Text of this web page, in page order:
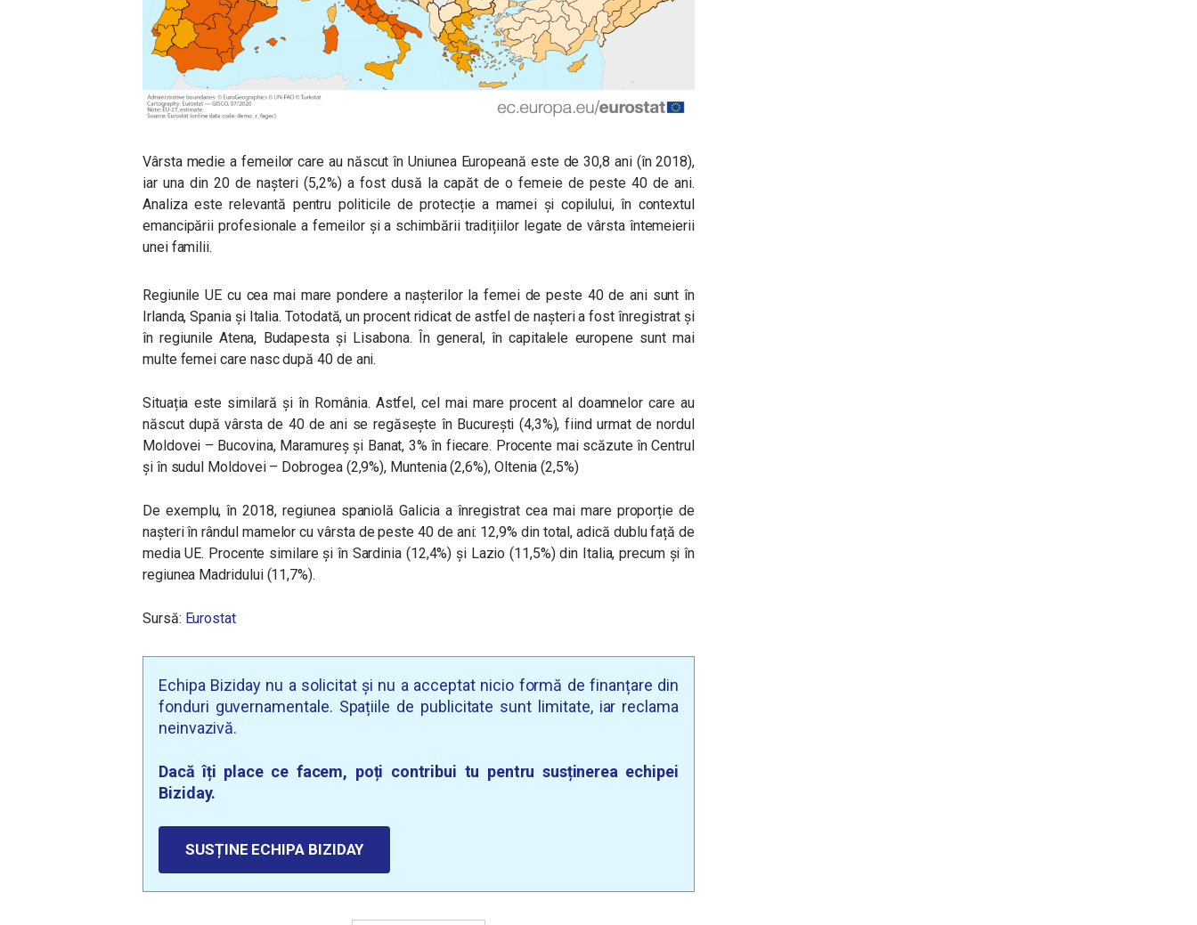
Vârsta medie a femeilor care au născut în Uniunea Europeană este de 30,8 ani (în 2018),
iar una din 20 de nașteri (5,2%) a fost dusă la capăt de o femeie de peste 40 de ani.
Analiza este relevantă pentru politicile de protecție a mamei și copilului, în contextul
emancipării profesionale a femeilor și a schimbării tradițiilor legate de vârsta întemeierii
unei familii.
Regiunile UE cu cea mai mare pondere a nașterilor la femei de peste 40 de ani sunt în
Irlanda, Spania și Italia. Totodată, un procent ridicat de astfel de nașteri a fost înregistrat și
în regiunile Atena, Budapesta și Lisabona. În general, în capitalele europene sunt mai
multe femei care nasc după 40 de ani.
Situația este similară și în România. Astfel, cel mai mare procent al doamnelor care au
născut după vârsta de 40 de ani se regăsește în București (4,3%), fiind urmat de nordul
Moldovei – Bucovina, Maramureș și Banat, 3% în fiecare. Procente mai scăzute în Centrul
și în sudul Moldovei – Dobrogea (2,9%), Muntenia (2,6%), Oltenia (2,5%)
De exemplu, în 2018, regiunea spaniolă Galicia a înregistrat cea mai mare proporție de
nașteri în rândul mamelor cu vârsta de peste 40 de ani: 12,9% din total, adică dublu față de
media UE. Procente similare și în Sardinia (12,4%) și Lazio (11,5%) din Italia, precum și în
regiunea Madridului (11,7%).
Sursă: Eurostat
Echipa Biziday nu a solicitat și nu a acceptat nicio formă de finanțare din
fonduri guvernamentale. Spațiile de publicitate sunt limitate, iar reclama
neinvazivă.
Dacă îți place ce facem, poți contribui tu pentru susținerea echipei
Biziday.
SUSȚINE ECHIPA BIZIDAY